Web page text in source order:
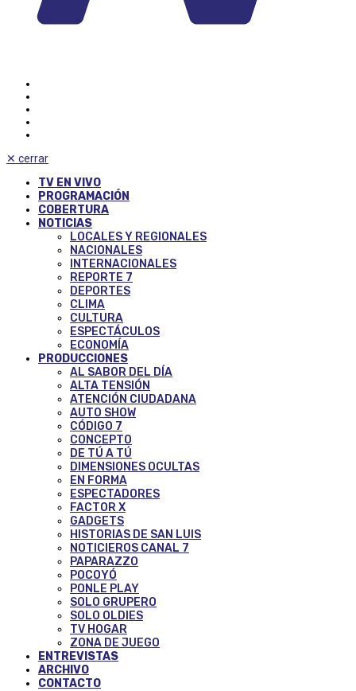
✕ cerrar
TV EN VIVO
PROGRAMACIÓN
COBERTURA
NOTICIAS
LOCALES Y REGIONALES
NACIONALES
INTERNACIONALES
REPORTE 7
DEPORTES
CLIMA
CULTURA
ESPECTÁCULOS
ECONOMÍA
PRODUCCIONES
AL SABOR DEL DÍA
ALTA TENSIÓN
ATENCIÓN CIUDADANA
AUTO SHOW
CÓDIGO 7
CONCEPTO
DE TÚ A TÚ
DIMENSIONES OCULTAS
EN FORMA
ESPECTADORES
FACTOR X
GADGETS
HISTORIAS DE SAN LUIS
NOTICIEROS CANAL 7
PAPARAZZO
POCOYÓ
PONLE PLAY
SOLO GRUPERO
SOLO OLDIES
TV HOGAR
ZONA DE JUEGO
ENTREVISTAS
ARCHIVO
CONTACTO